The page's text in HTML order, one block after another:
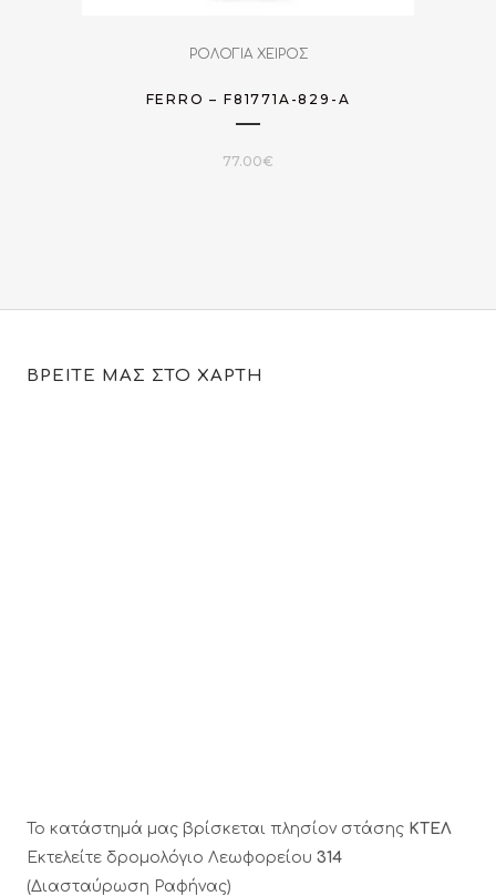
ΡΟΛΟΓΙΑ ΧΕΙΡΟΣ
FERRO – F81771A-829-A
77.00€
ΒΡΕΙΤΕ ΜΑΣ ΣΤΟ ΧΑΡΤΗ
Το κατάστημά μας βρίσκεται πλησίον στάσης ΚΤΕΛ
Εκτελείτε δρομολόγιο Λεωφορείου 314
(Διασταύρωση Ραφήνας)